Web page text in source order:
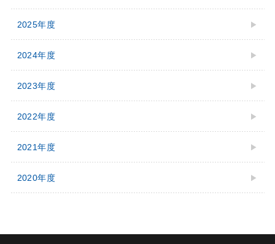
2025年度
2024年度
2023年度
2022年度
2021年度
2020年度